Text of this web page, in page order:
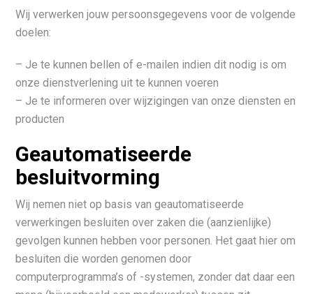
Wij verwerken jouw persoonsgegevens voor de volgende
doelen:
– Je te kunnen bellen of e-mailen indien dit nodig is om
onze dienstverlening uit te kunnen voeren
– Je te informeren over wijzigingen van onze diensten en
producten
Geautomatiseerde
besluitvorming
Wij nemen niet op basis van geautomatiseerde
verwerkingen besluiten over zaken die (aanzienlijke)
gevolgen kunnen hebben voor personen. Het gaat hier om
besluiten die worden genomen door
computerprogramma’s of -systemen, zonder dat daar een